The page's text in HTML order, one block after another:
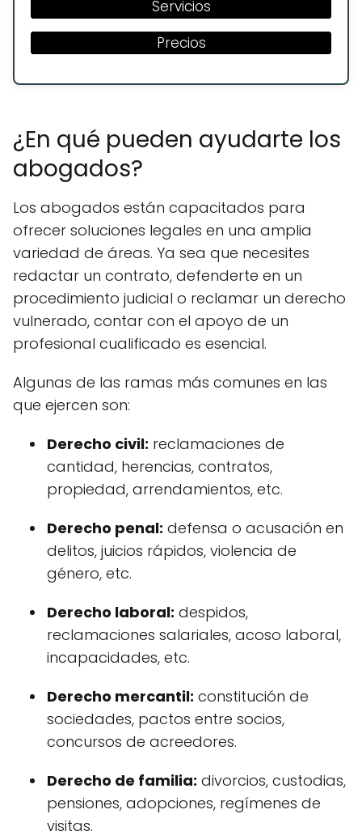
Servicios
Precios
¿En qué pueden ayudarte los
abogados?
Los abogados están capacitados para
ofrecer soluciones legales en una amplia
variedad de áreas. Ya sea que necesites
redactar un contrato, defenderte en un
procedimiento judicial o reclamar un derecho
vulnerado, contar con el apoyo de un
profesional cualificado es esencial.
Algunas de las ramas más comunes en las
que ejercen son:
Derecho civil: reclamaciones de
cantidad, herencias, contratos,
propiedad, arrendamientos, etc.
Derecho penal: defensa o acusación en
delitos, juicios rápidos, violencia de
género, etc.
Derecho laboral: despidos,
reclamaciones salariales, acoso laboral,
incapacidades, etc.
Derecho mercantil: constitución de
sociedades, pactos entre socios,
concursos de acreedores.
Derecho de familia: divorcios, custodias,
pensiones, adopciones, regímenes de
visitas.